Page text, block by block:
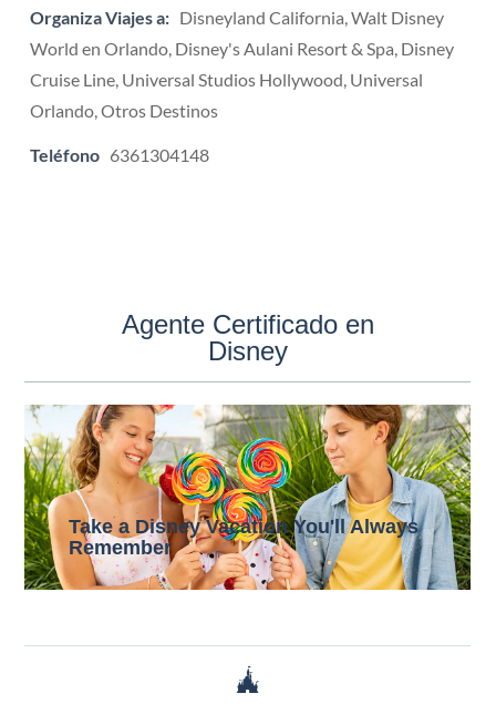
Organiza Viajes a: Disneyland California, Walt Disney
World en Orlando, Disney's Aulani Resort & Spa, Disney
Cruise Line, Universal Studios Hollywood, Universal
Orlando, Otros Destinos
Teléfono 6361304148